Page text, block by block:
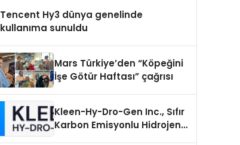
Tencent Hy3 dünya genelinde
kullanıma sunuldu
Mars Türkiye’den “Köpeğini
İşe Götür Haftası” çağrısı
Kleen-Hy-Dro-Gen Inc., Sıfır
Karbon Emisyonlu Hidrojen